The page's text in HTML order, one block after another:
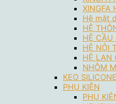
XINGFA
Hệ mặt
HỆ
HỆ CẦU
HỆ NỘI
HỆ LAN
NHÔM
KEO
PHỤ KIỆN
PHỤ